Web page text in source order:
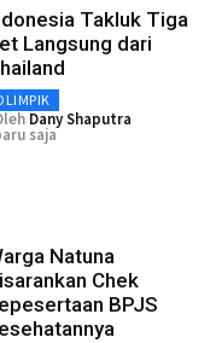
Takluk Tiga
Langsung dari
Dany Shaputra
saja
Natuna
Chek
BPJS